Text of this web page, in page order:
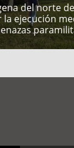
del norte
ejecución